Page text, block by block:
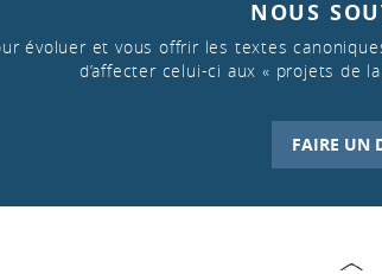
NOUS
évoluer et vous offrir les textes
d’affecter celui-ci aux « projets de
FAIRE UN